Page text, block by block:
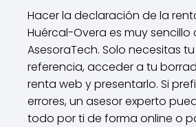
Hacer la declaración de la
Huércal-Overa es muy sencillo
AsesoraTech. Solo necesitas
referencia, acceder a tu
renta web y presentarlo. Si
errores, un asesor experto
todo por ti de forma online o